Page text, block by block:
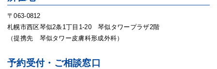
〒063-0812
札幌市西区琴似2条1丁目1-20 琴似タワープラザ2階
（提携先 琴似タワー皮膚科形成外科）
予約受付・ご相談窓口